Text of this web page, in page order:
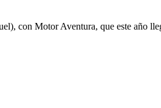
con Motor Aventura, que este año